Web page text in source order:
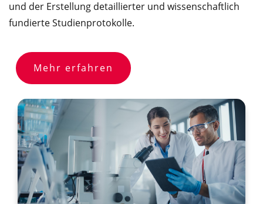
und der Erstellung detaillierter und wissenschaftlich
fundierte Studienprotokolle.
Mehr erfahren